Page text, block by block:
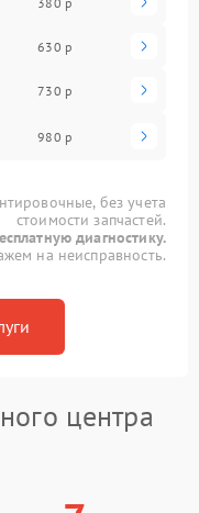
630 р
730 р
980 р
без учета
стоимости запчастей.
диагностику.
на неисправность.
центра